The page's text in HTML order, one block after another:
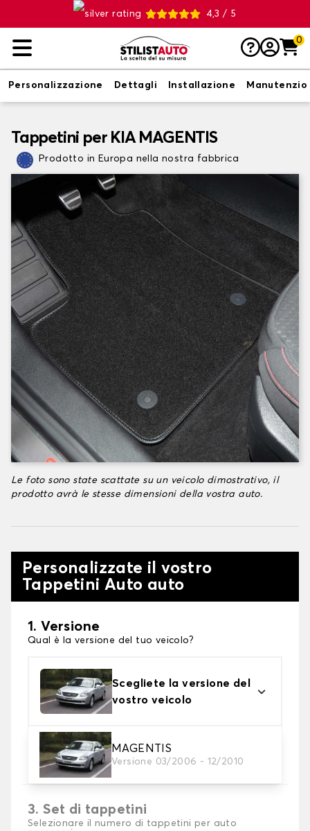
4,3 / 5
0
Personalizzazione Dettagli Installazione
Tappetini per KIA MAGENTIS
Prodotto in Europa nella nostra fabbrica
Le foto sono state scattate su un veicolo dimostrativo, il
prodotto avrà le stesse dimensioni della vostra auto.
Personalizzate il vostro
Tappetini Auto auto
1. Versione
Qual è la versione del tuo veicolo?
Scegliete la versione del
vostro veicolo
MAGENTIS
Versione 03/2006 - 12/2010
2. Materiale
Scegli il materiale del tappetini auto
3. Set di tappetini
Selezionare il numero di tappetini per auto